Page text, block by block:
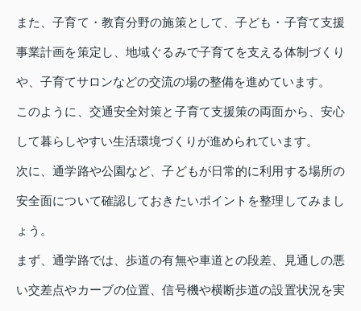
また、子育て・教育分野の施策として、子ども・子育て支援
事業計画を策定し、地域ぐるみで子育てを支える体制づくり
や、子育てサロンなどの交流の場の整備を進めています。
このように、交通安全対策と子育て支援策の両面から、安心
して暮らしやすい生活環境づくりが進められています。
次に、通学路や公園など、子どもが日常的に利用する場所の
安全面について確認しておきたいポイントを整理してみまし
ょう。
まず、通学路では、歩道の有無や車道との段差、見通しの悪
い交差点やカーブの位置、信号機や横断歩道の設置状況を実